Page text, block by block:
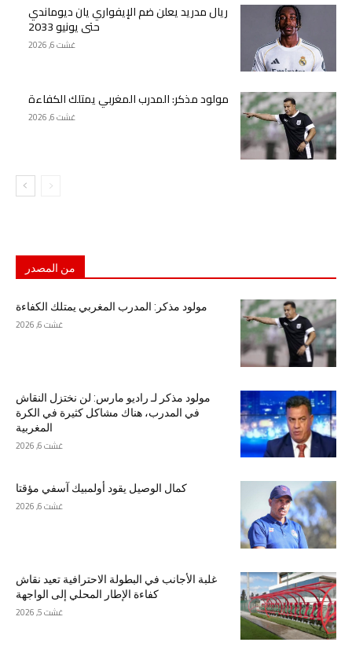
ريال مدريد يعلن ضم الإيفواري يان ديوماندي
حتى يونيو 2033
غشت 6, 2026
مولود مذكر: المدرب المغربي يمتلك الكفاءة
غشت 6, 2026
من المصدر
مولود مذكر: المدرب المغربي يمتلك الكفاءة
غشت 6, 2026
مولود مذكر لـ راديو مارس: لن نختزل النقاش
في المدرب، هناك مشاكل كثيرة في الكرة
المغربية
غشت 6, 2026
كمال الوصيل يقود أولمبيك آسفي مؤقتا
غشت 6, 2026
غلبة الأجانب في البطولة الاحترافية تعيد نقاش
كفاءة الإطار المحلي إلى الواجهة
غشت 5, 2026